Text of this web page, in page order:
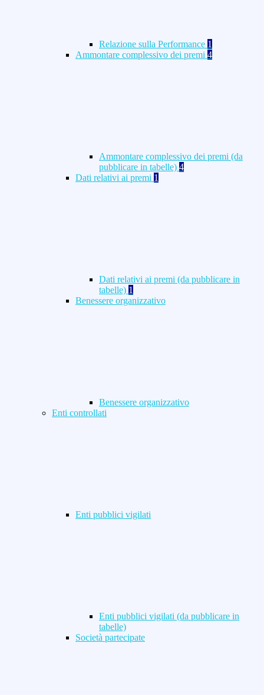
Relazione sulla Performance 1
Ammontare complessivo dei premi 4
Ammontare complessivo dei premi (da
pubblicare in tabelle) 4
Dati relativi ai premi 1
Dati relativi ai premi (da pubblicare in
tabelle) 1
Benessere organizzativo
Benessere organizzativo
Enti controllati
Enti pubblici vigilati
Enti pubblici vigilati (da pubblicare in
tabelle)
Società partecipate